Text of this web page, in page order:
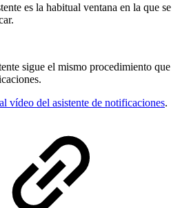
es la habitual ventana en la que se
sigue el mismo procedimiento que
vídeo del asistente de notificaciones.